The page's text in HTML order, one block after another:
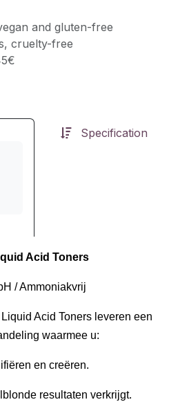
and gluten-free
cruelty-free
Specification
Acid Toners
/ Ammoniakvrij
Acid Toners leveren een
waarmee u:
en creëren.
resultaten verkrijgt.